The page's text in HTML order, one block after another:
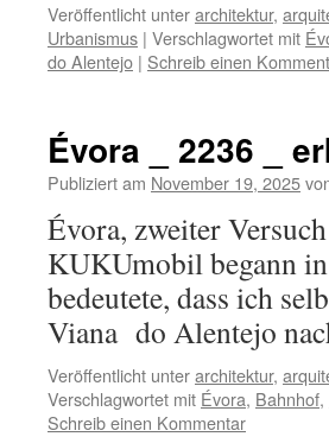
Veröffentlicht unterarchitektur,
Urbanismus | Verschlagwortet mit
do Alentejo | Schreib einen
Évora _ 2236 _
Publiziert am November 19, 2025
Évora, zweiter
KUKUmobil begann
bedeutete, dass ich
Viana do Alentejo
Veröffentlicht unterarchitektur,
Verschlagwortet mit Évora, Bahnhof,
Schreib einen Kommentar